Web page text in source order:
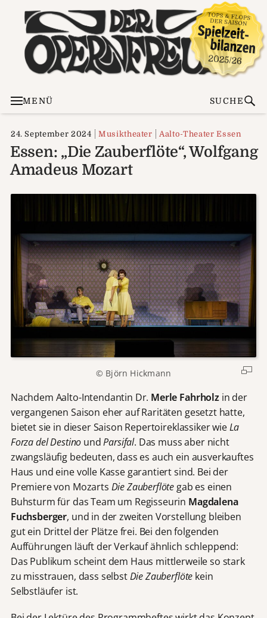
MENÜ SUCHE
24. September 2024 Musiktheater Aalto-Theater Essen
Essen: „Die Zauberflöte“, Wolfgang
Amadeus Mozart
© Björn Hickmann
Nachdem Aalto-Intendantin Dr. Merle Fahrholzin der
vergangenen Saison eher auf Raritäten gesetzt hatte,
bietet sie in dieser Saison Repertoireklassiker wieLa
Forza del Destino undParsifal. Das muss aber nicht
zwangsläufig bedeuten, dass es auch ein ausverkauftes
Haus und eine volle Kasse garantiert sind. Bei der
Premiere von Mozarts Die Zauberflöte gab es einen
Buhsturm für das Team um Regisseurin Magdalena
Fuchsberger, und in der zweiten Vorstellung bleiben
gut ein Drittel der Plätze frei. Bei den folgenden
Aufführungen läuft der Verkauf ähnlich schleppend:
Das Publikum scheint dem Haus mittlerweile so stark
zu misstrauen, dass selbstDie Zauberflöte kein
Selbstläufer ist.